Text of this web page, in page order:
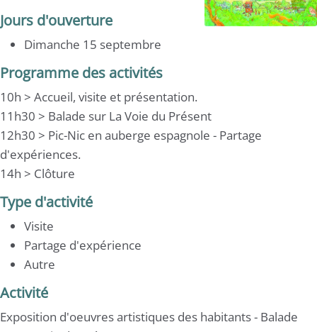
Jours d'ouverture
Dimanche 15 septembre
Programme des activités
10h > Accueil, visite et présentation.
11h30 > Balade sur La Voie du Présent
12h30 > Pic-Nic en auberge espagnole - Partage
d'expériences.
14h > Clôture
Type d'activité
Visite
Partage d'expérience
Autre
Activité
Exposition d'oeuvres artistiques des habitants - Balade